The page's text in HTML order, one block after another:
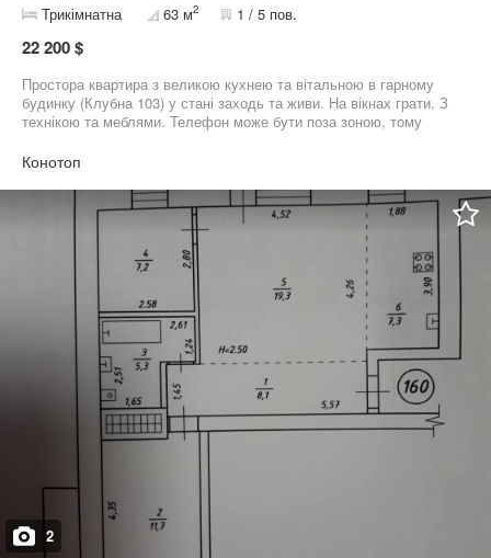
Трикімнатна 63 м2 1 / 5 пов.
22 200 $
Простора квартира з великою кухнею та вітальною в гарному
будинку (Клубна 103) у стані заходь та живи. На вікнах грати. З
технікою та меблями. Телефон може бути поза зоною, тому
будь який час за попередньою домовленістю.
Конотоп
2